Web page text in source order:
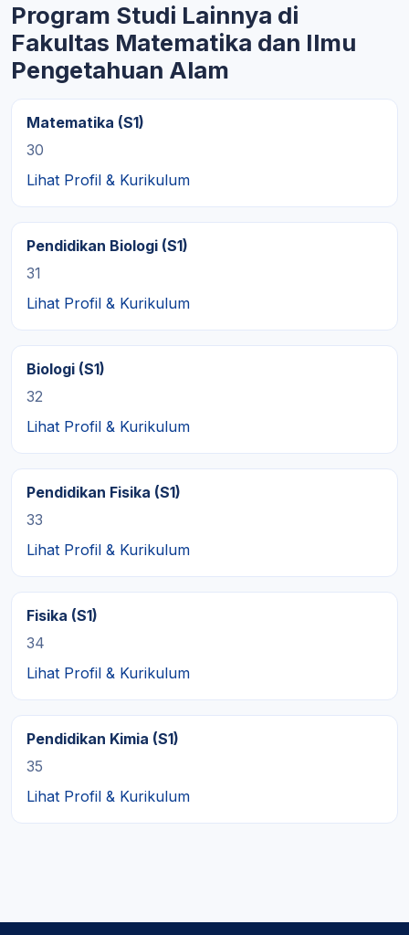
Program Studi Lainnya di
Fakultas Matematika dan Ilmu
Pengetahuan Alam
Matematika (S1)
30
Lihat Profil & Kurikulum
Pendidikan Biologi (S1)
31
Lihat Profil & Kurikulum
Biologi (S1)
32
Lihat Profil & Kurikulum
Pendidikan Fisika (S1)
33
Lihat Profil & Kurikulum
Fisika (S1)
34
Lihat Profil & Kurikulum
Pendidikan Kimia (S1)
35
Lihat Profil & Kurikulum